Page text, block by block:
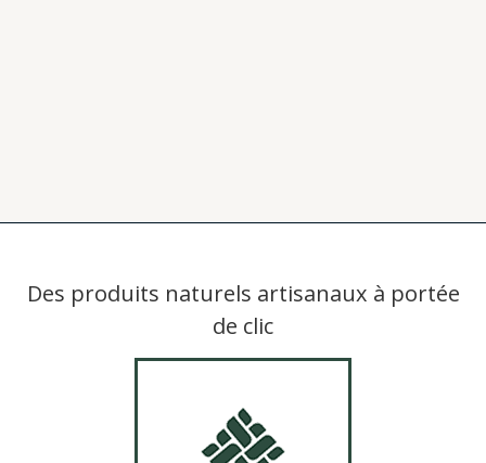
Des produits naturels artisanaux à portée
de clic